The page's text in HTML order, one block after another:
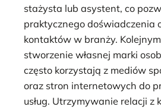
stażysta lub asystent, co
praktycznego doświadczenia
kontaktów w branży.
stworzenie własnej marki
często korzystają z mediów
oraz stron internetowych do
usług. Utrzymywanie relacji z